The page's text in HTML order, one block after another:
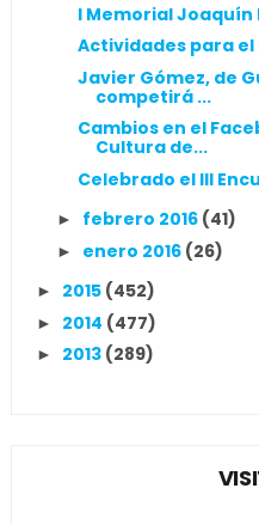
I Memorial Joaquín
Actividades para el
Javier Gómez, de
competirá ...
Cambios en el
Cultura de...
Celebrado el III
► febrero 2016 (41)
► enero 2016 (26)
► 2015 (452)
► 2014 (477)
► 2013 (289)